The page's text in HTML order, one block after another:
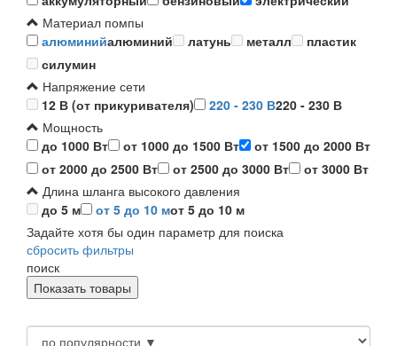
Материал помпы
алюминийалюминий латунь металл
пластик
силумин
Напряжение сети
12 В (от прикуривателя)
220 - 230 В220 - 230 В
Мощность
до 1000 Вт
от 1000 до 1500 Вт
от 1500 до 2000 Вт
от 2000 до 2500 Вт
от 2500 до 3000 Вт
от 3000 Вт
Длина шланга высокого давления
до 5 м
от 5 до 10 мот 5 до 10 м
Задайте хотя бы один параметр для поиска
сбросить фильтры
поиск